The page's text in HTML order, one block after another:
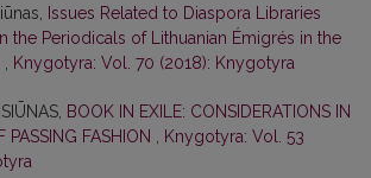
Issues Related to Diaspora Libraries
the Periodicals of Lithuanian Émigrés in the
, Knygotyra: Vol. 70 (2018): Knygotyra
BOOK IN EXILE: CONSIDERATIONS IN
PASSING FASHION , Knygotyra: Vol. 53